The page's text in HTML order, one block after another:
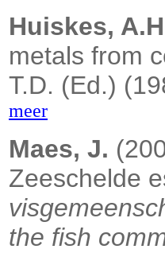
Huiskes,
metals from
T.D. (Ed.)
meer
Maes, J.
Zeeschelde
the fish